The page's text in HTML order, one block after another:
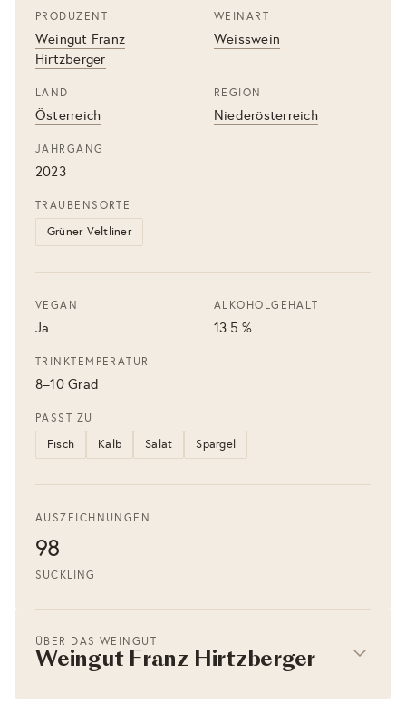
PRODUZENT
Weingut Franz
Hirtzberger
WEINART
Weisswein
LAND
Österreich
REGION
Niederösterreich
JAHRGANG
2023
TRAUBENSORTE
Grüner Veltliner
VEGAN
Ja
ALKOHOLGEHALT
13.5 %
TRINKTEMPERATUR
8–10 Grad
PASST ZU
Fisch Kalb Salat Spargel
AUSZEICHNUNGEN
98
SUCKLING
ÜBER DAS WEINGUT
Weingut Franz Hirtzberger